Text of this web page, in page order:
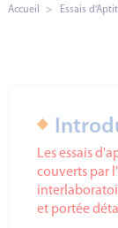
Accueil Essais
Les essais
couverts par
et portée